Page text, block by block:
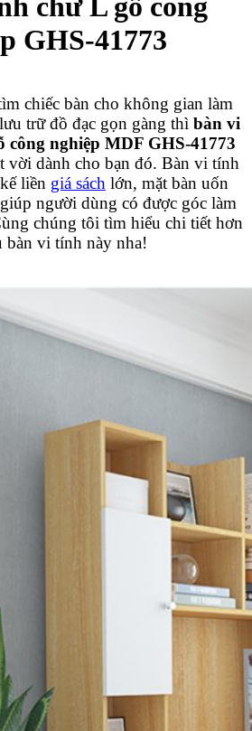
GHS-41773
chiếc bàn cho không gian làm
trữ đồ đạc gọn gàng thì bàn vi
công nghiệp MDF GHS-41773
vời dành cho bạn đó. Bàn vi tính
liền giá sách lớn, mặt bàn uốn
người dùng có được góc làm
chúng tôi tìm hiểu chi tiết hơn
bàn vi tính này nha!